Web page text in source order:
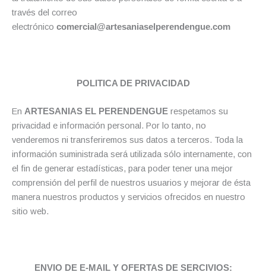
través del correo
electrónico comercial@artesaniaselperendengue.com
POLITICA DE PRIVACIDAD
En ARTESANIAS EL PERENDENGUE respetamos su
privacidad e información personal. Por lo tanto, no
venderemos ni transferiremos sus datos a terceros. Toda la
información suministrada será utilizada sólo internamente, con
el fin de generar estadísticas, para poder tener una mejor
comprensión del perfil de nuestros usuarios y mejorar de ésta
manera nuestros productos y servicios ofrecidos en nuestro
sitio web.
ENVIO DE E-MAIL Y OFERTAS DE SERCIVIOS: